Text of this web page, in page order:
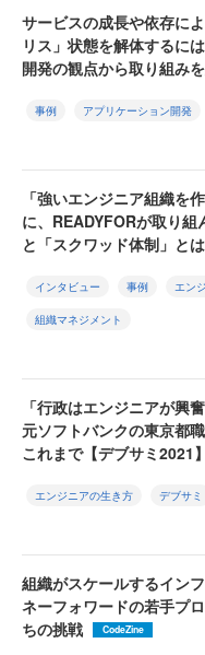
サービスの成長や依存に
リス」状態を解体するに
開発の観点から取り組み
事例 アプリケーション開発
「強いエンジニア組織を
に、READYFORが取り組
と「スクワッド体制」と
インタビュー 事例 エン
組織マネジメント
「行政はエンジニアが興
元ソフトバンクの東京都
これまで【デブサミ2021】
エンジニアの生き方 デブサミ
組織がスケールするイン
ネーフォワードの若手プ
ちの挑戦
CodeZine